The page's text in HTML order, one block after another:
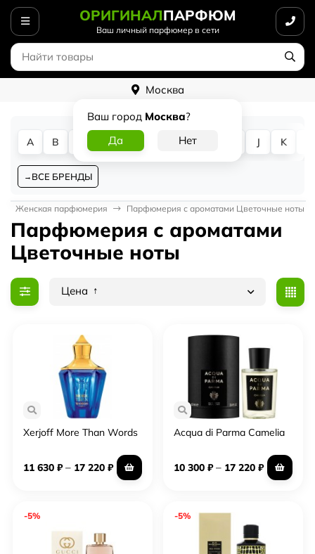
ОРИГИНАЛПАРФЮМ
Ваш личный парфюмер в сети
Москва
Ваш город Москва?
A B D G J K
ВСЕ БРЕНДЫ
Женская парфюмерия Парфюмерия с ароматами Цветочные ноты
Парфюмерия с ароматами
Цветочные ноты
Цена
Xerjoff More Than Words
11 630 ₽– 17 220 ₽
Acqua di Parma Camelia
10 300 ₽– 17 220 ₽
-5% -5%